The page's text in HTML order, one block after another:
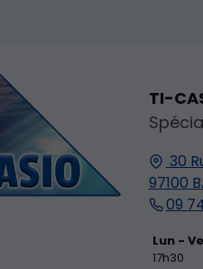
TI-
30
97100
09
Lun -
17h30